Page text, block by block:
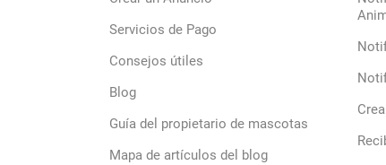
Servicios de Pago
Consejos útiles
Blog
Guía del propietario de mascotas
Mapa de artículos del blog